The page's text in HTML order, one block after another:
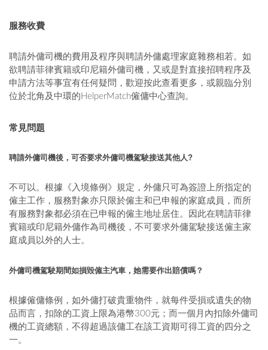
服務收費
聘請外傭司機的費用及程序與聘請外傭處理家庭雜務相若。如
欲聘請菲律賓籍或印尼籍外傭司機，又或是對直接招聘程序及
申請方法等事宜有任何疑問，歡迎按此查看更多，或親臨分別
位於北角及中環的HelperMatch僱傭中心查詢。
常見問題
聘請外傭司機後，可否要求外傭司機駕駛接送其他人?
不可以。根據《入境條例》規定，外傭只可為簽證上所指定的
僱主工作，服務對象亦只限於僱主和已申報的家庭成員，而所
有服務對象都必須在已申報的僱主地址居住。因此在聘請菲律
賓籍或印尼籍外傭作為司機後，不可要求外傭駕駛接送僱主家
庭成員以外的人士。
外傭司機駕駛期間如損毀僱主汽車，她需要作出賠償嗎？
根據僱傭條例，如外傭打破貴重物件，就每件受損或遺失的物
品而言，扣除的工資上限為港幣300元；而一個月內扣除外傭司
機的工資總額，不得超過該傭工在該工資期可得工資的四分之
一。